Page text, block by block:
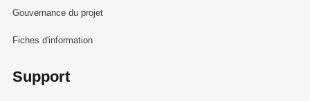
Gouvernance du projet
Fiches d'information
Support